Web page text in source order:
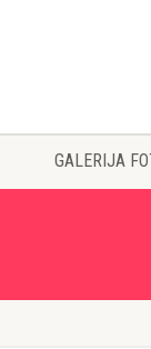
GALERIJA